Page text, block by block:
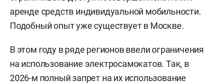
аренде средств индивидуальной мобильности.
Подобный опыт уже существует в Москве.
В этом году в ряде регионов ввели ограничения
на использование электросамокатов. Так, в
2026-м полный запрет на их использование